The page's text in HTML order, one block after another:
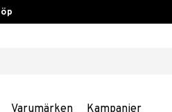
Varumärken Kampanjer